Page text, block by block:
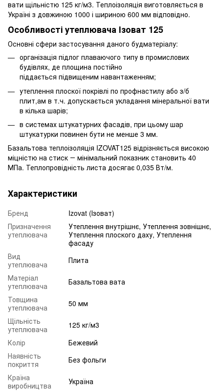
вати щільністю 125 кг/м3. Теплоізоляція виготовляється в
Україні з довжиною 1000 і шириною 600 мм відповідно.
Особливості утеплювача Ізоват 125
Основні сфери застосування даного будматеріалу:
організація підлог плаваючого типу в промислових
будівлях, де площина постійно
піддається підвищеним навантаженням;
утеплення плоскої покрівлі по профнастилу або з/б
плит,ам в т.ч. допускається укладання мінеральної вати
в кілька шарів;
в системах штукатурних фасадів, при цьому шар
штукатурки повинен бути не менше 3 мм.
Базальтова теплоізоляція IZOVAT125 відрізняється високою
міцністю на стиск ― мінімальний показник становить 40
МПа. Теплопровідність листа досягає 0,035 Вт/м.
Характеристики
Бренд
Izovat (Ізоват)
Призначення
утеплювача
Утеплення внутрішнє, Утеплення зовнішнє,
Утеплення плоского даху, Утеплення
фасаду
Вид
утеплювача
Плита
Матеріал
утеплювача
Базальтова вата
Товщина
утеплювача
50 мм
Щільність
утеплювача
125 кг/м3
Колір
Бежевий
Наявність
покриття
Без фольги
Країна
виробництва
Україна